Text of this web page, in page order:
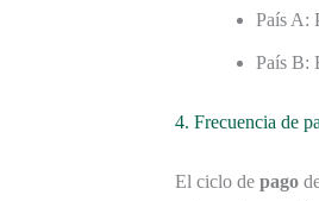
País A:
País B:
4. Frecuencia de
El ciclo de pago